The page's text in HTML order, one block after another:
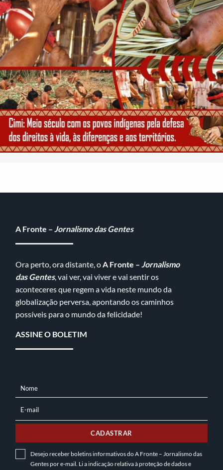
A Fronte – Jornalismo das Gentes
Ora perto, ora distante, oA Fronte – Jornalismo
das Gentes, vai ver, vai viver e vai sentir os
aconteceres que regem a vida neste mundo da
globalização perversa, apontando os caminhos
possíveis para o mundo da felicidade!
ASSINE O BOLETIM
NOME
Nome
MAIL
E-mail
CADASTRAR
Desejo receber boletins informativos do A Fronte – Jornalismo das
Gentes por e-mail. Li a indicação relativa àproteção de dadose